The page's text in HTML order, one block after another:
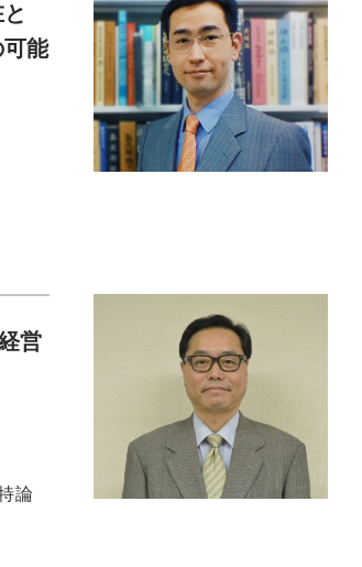
能
営
論